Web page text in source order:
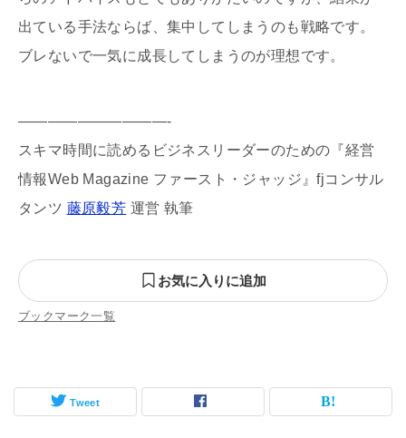
出ている手法ならば、集中してしまうのも戦略です。
ブレないで一気に成長してしまうのが理想です。
——————————-
スキマ時間に読めるビジネスリーダーのための『経営
情報Web Magazine ファースト・ジャッジ』fjコンサル
タンツ 藤原毅芳 運営 執筆
お気に入りに追加
ブックマーク一覧
Tweet